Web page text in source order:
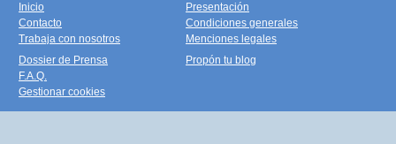
Inicio
Contacto
Trabaja con nosotros
Presentación
Condiciones generales
Menciones legales
Dossier de Prensa
F.A.Q.
Gestionar cookies
Propón tu blog